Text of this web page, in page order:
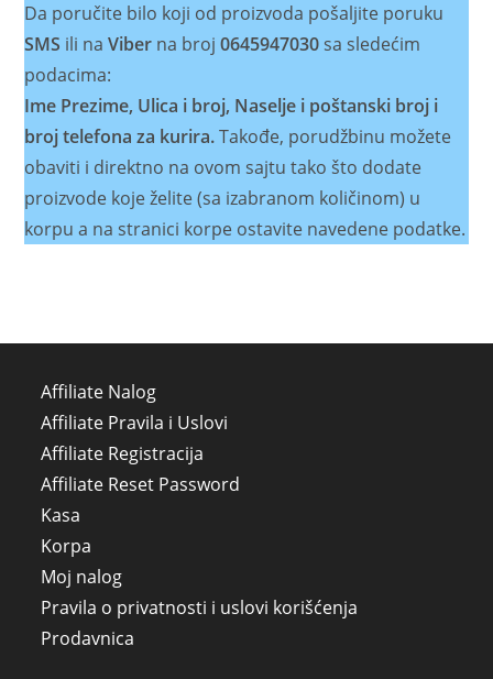
Da poručite bilo koji od proizvoda pošaljite poruku
SMS ili naViber na broj0645947030sa sledećim
podacima:
Ime Prezime, Ulica i broj, Naselje i poštanski broj i
broj telefona za kurira.Takođe, porudžbinu možete
obaviti i direktno na ovom sajtu tako što dodate
proizvode koje želite (sa izabranom količinom) u
korpu a na stranici korpe ostavite navedene podatke.
Affiliate Nalog
Affiliate Pravila i Uslovi
Affiliate Registracija
Affiliate Reset Password
Kasa
Korpa
Moj nalog
Pravila o privatnosti i uslovi korišćenja
Prodavnica